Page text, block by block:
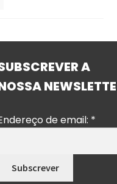
A
de email: *